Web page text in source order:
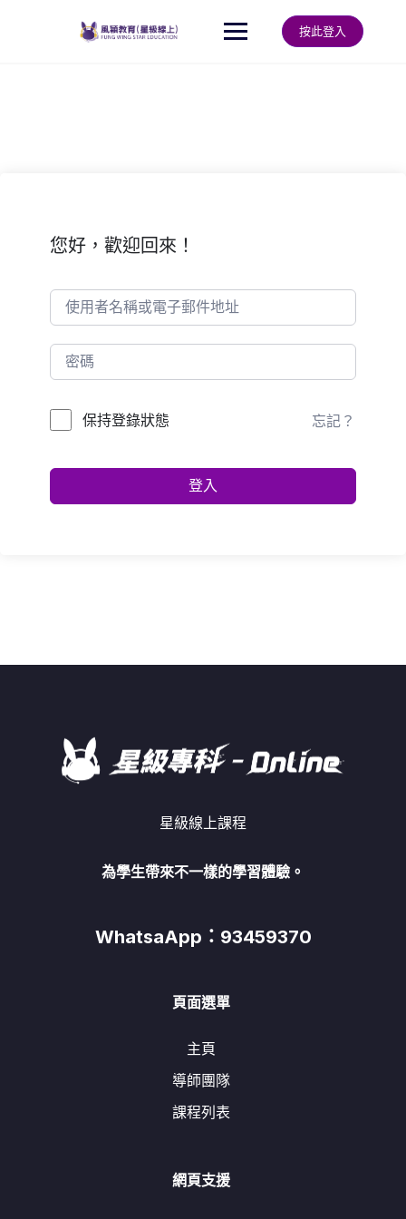
按此登入
您好，歡迎回來！
保持登錄狀態 忘記？
登入
星級線上課程
為學生帶來不一樣的學習體驗。
WhatsaApp：93459370
頁面選單
主頁
導師團隊
課程列表
網頁支援